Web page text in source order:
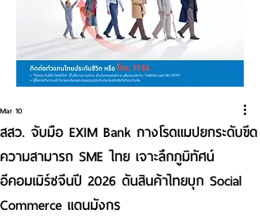
สสว. จับมือ EXIM Bank กางโรดแมปยกระดับขีด
ความสามารถ SME ไทย เจาะลึกภูมิทัศน์
อีคอมเมิร์ซจีนปี 2026 ดันสินค้าไทยบุก Social
Commerce แดนมังกร
Mar 10